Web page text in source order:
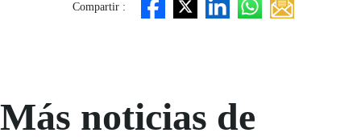
Compartir :
Más noticias de